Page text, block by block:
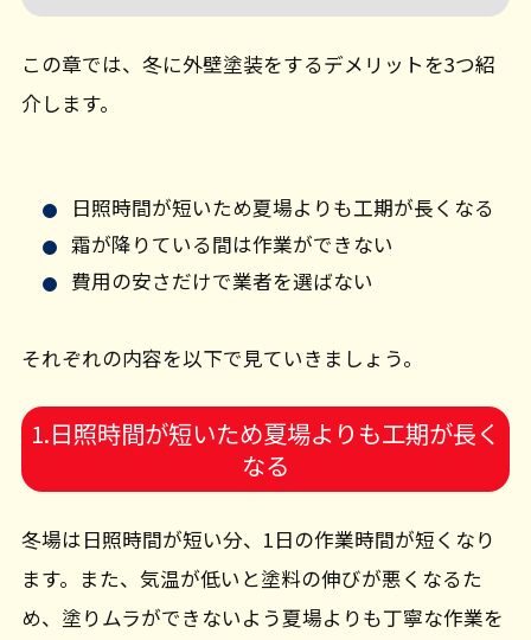
この章では、冬に外壁塗装をするデメリットを3つ紹
介します。
日照時間が短いため夏場よりも工期が長くなる
霜が降りている間は作業ができない
費用の安さだけで業者を選ばない
それぞれの内容を以下で見ていきましょう。
1.日照時間が短いため夏場よりも工期が長く
なる
冬場は日照時間が短い分、1日の作業時間が短くなり
ます。また、気温が低いと塗料の伸びが悪くなるた
め、塗りムラができないよう夏場よりも丁寧な作業を